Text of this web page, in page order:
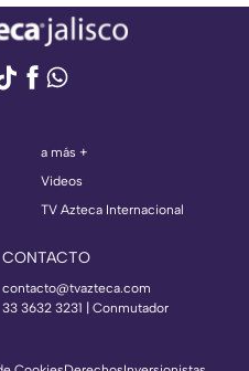
a más +
Videos
TV Azteca Internacional
CONTACTO
contacto@tvazteca.com
33 3632 3231 | Conmutador